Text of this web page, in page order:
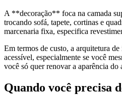
A **decoração** foca na camada
trocando sofá, tapete, cortinas e
marcenaria fixa, especifica
Em termos de custo, a arquitetura
acessível, especialmente se você
você só quer renovar a aparência do
Quando você precisa